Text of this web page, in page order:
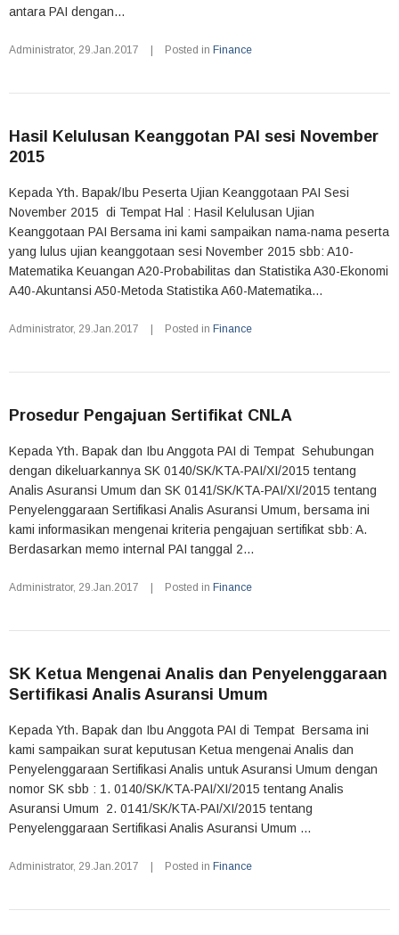
antara PAI dengan...
Administrator, 29.Jan.2017 Posted in Finance
Hasil Kelulusan Keanggotan PAI sesi November
2015
Kepada Yth. Bapak/Ibu Peserta Ujian Keanggotaan PAI Sesi
November 2015 di Tempat Hal : Hasil Kelulusan Ujian
Keanggotaan PAI Bersama ini kami sampaikan nama-nama peserta
yang lulus ujian keanggotaan sesi November 2015 sbb: A10-
Matematika Keuangan A20-Probabilitas dan Statistika A30-Ekonomi
A40-Akuntansi A50-Metoda Statistika A60-Matematika...
Administrator, 29.Jan.2017 Posted in Finance
Prosedur Pengajuan Sertifikat CNLA
Kepada Yth. Bapak dan Ibu Anggota PAI di Tempat Sehubungan
dengan dikeluarkannya SK 0140/SK/KTA-PAI/XI/2015 tentang
Analis Asuransi Umum dan SK 0141/SK/KTA-PAI/XI/2015 tentang
Penyelenggaraan Sertifikasi Analis Asuransi Umum, bersama ini
kami informasikan mengenai kriteria pengajuan sertifikat sbb: A.
Berdasarkan memo internal PAI tanggal 2...
Administrator, 29.Jan.2017 Posted in Finance
SK Ketua Mengenai Analis dan Penyelenggaraan
Sertifikasi Analis Asuransi Umum
Kepada Yth. Bapak dan Ibu Anggota PAI di Tempat Bersama ini
kami sampaikan surat keputusan Ketua mengenai Analis dan
Penyelenggaraan Sertifikasi Analis untuk Asuransi Umum dengan
nomor SK sbb : 1. 0140/SK/KTA-PAI/XI/2015 tentang Analis
Asuransi Umum 2. 0141/SK/KTA-PAI/XI/2015 tentang
Penyelenggaraan Sertifikasi Analis Asuransi Umum ...
Administrator, 29.Jan.2017 Posted in Finance